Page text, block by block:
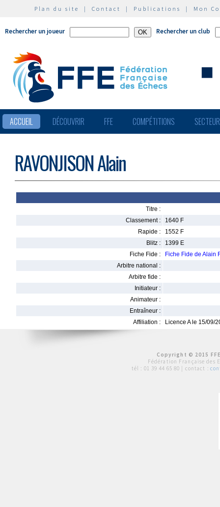
Plan du site | Contact | Publications | Mon
Rechercher un joueur Rechercher un club
ACCUEIL DÉCOUVRIR FFE COMPÉTITIONS
RAVONJISON Alain
Titre :
Classement :
1640 F
Rapide :
1552 F
Blitz :
1399 E
Fiche Fide :
Fiche Fide de Alain
Arbitre national :
Arbitre fide :
Initiateur :
Animateur :
Entraîneur :
Affiliation :
Licence A le 15/09/
Copyright © 2015
Fédération Française des
tél : 01 39 44 65 80 | contact :